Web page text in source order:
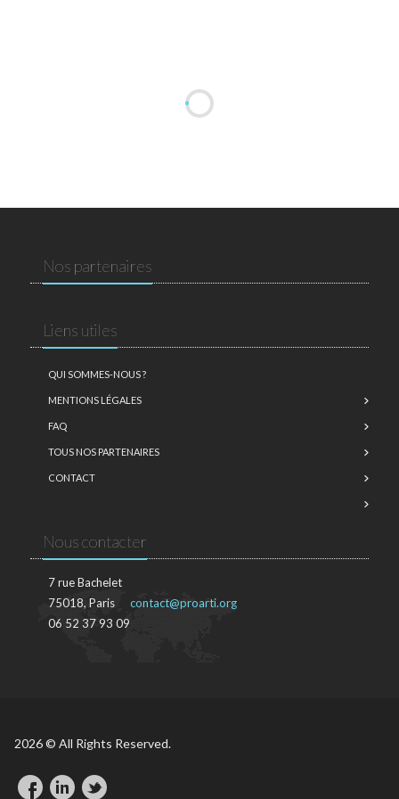
Nos partenaires
Liens utiles
QUI SOMMES-NOUS ?
MENTIONS LÉGALES
FAQ
TOUS NOS PARTENAIRES
CONTACT
Nous contacter
7 rue Bachelet
75018, Paris
06 52 37 93 09
contact@proarti.org
2026 © All Rights Reserved.